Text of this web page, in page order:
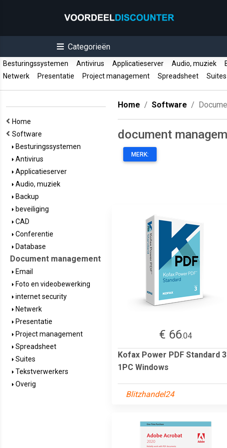
Categorieën
Besturingssystemen Antivirus Applicatieserver Audio, muziek
Netwerk
Presentatie Project management Spreadsheet Suites
Home
Software
Besturingssystemen
Antivirus
Applicatieserver
Audio, muziek
Backup
beveiliging
CAD
Conferentie
Database
Document management
Email
Foto en videobewerking
internet security
Netwerk
Presentatie
Project management
Spreadsheet
Suites
Tekstverwerkers
Overig
Home Software
document
MERK:
€ 66.04
Kofax Power PDF Standard
1PC Windows
Blitzhandel24